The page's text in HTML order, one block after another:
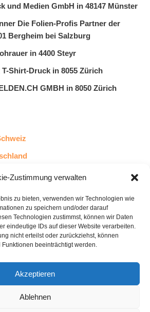
Zustimmung verwalten
zu bieten, verwenden wir Technologien wie
zu speichern und/oder darauf
Technologien zustimmst, können wir Daten
eindeutige IDs auf dieser Website verarbeiten.
nicht erteilst oder zurückziehst, können
beeinträchtigt werden.
Akzeptieren
Ablehnen
und Medien GmbH in 48147 Münster
Die Folien-Profis Partner der
Bergheim bei Salzburg
in 4400 Steyr
Shirt-Druck in 8055 Zürich
GMBH in 8050 Zürich